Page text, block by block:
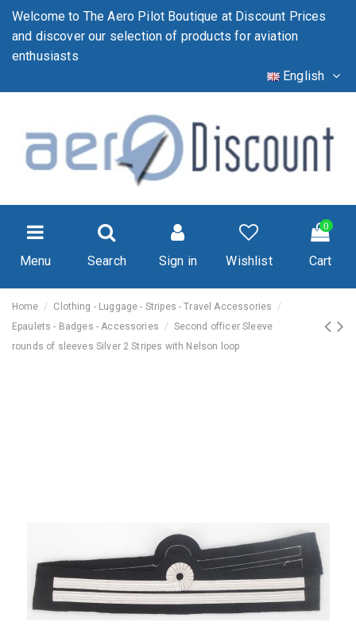
Welcome to The Aero Pilot Boutique at Discount Prices
and discover our selection of products for aviation
enthusiasts
English
Menu Search Sign in Wishlist
0
Cart
Home
Clothing - Luggage - Stripes - Travel Accessories
Epaulets - Badges - Accessories
Second officer Sleeve
rounds of sleeves Silver 2 Stripes with Nelson loop